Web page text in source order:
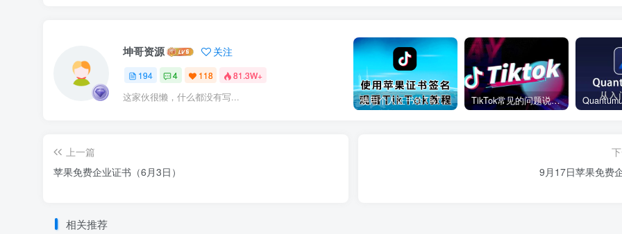
坤哥资源 关注
194 4 118 81.3W+
这家伙很懒，什么都没有写... 使用个人证书给TikTok签名安装(视频) TikTok常见的问题说明和解决方法
上一篇
苹果免费企业证书（6月3日）
9月17日苹果免费
相关推荐